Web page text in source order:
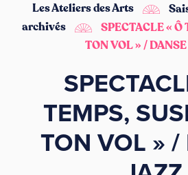
Les Ateliers des Arts
archivés
SPECTACLE « Ô
TON VOL » /
TEMPS,
TON VOL » /